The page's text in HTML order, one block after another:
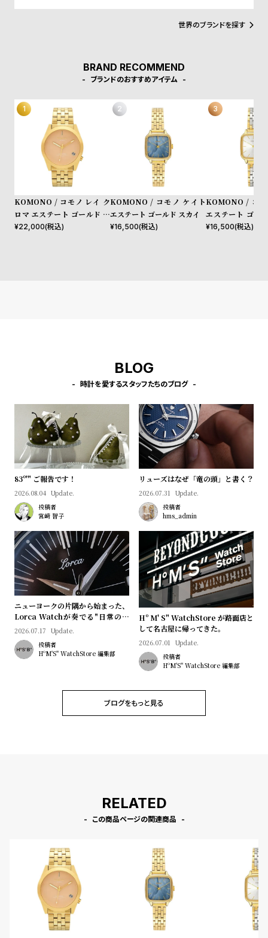
gp
P
グ
て
時
保
証
プ
ラ
ス
刻
サ
ー
ビ
ス
よ
く
あ
質
お
問
い
わ
こめられています。デザインコンセプトは「レトロフューチャ
ー」。そぎ落とされた「ミニマルなデザイン」のなかに、時代性を
世界のブランドを探す
BRAND RECOMMEND
ブランドのおすすめアイテム
KOMONO / コモノ レイ ク
ロマ エステート ゴールド マ
シュマロ
¥22,000(税込)
KOMONO / コモノ ケイト
エステート ゴールド スカイ
¥16,500(税込)
KOMONO / コ
エステート ゴー
ー
¥16,500(税込)
BLOG
時計を愛するスタッフたちのブログ
83º'" ご報告です！
2026.08.04 Update.
投稿者
宮﨑 智子
リューズはなぜ「竜の頭」と書く？
2026.07.31 Update.
投稿者
hms_admin
ニューヨークの片隅から始まった、
Lorca Watchが奏でる"日常のロ
マン"｜Brand Picks #08
2026.07.17 Update.
投稿者
HºM'S" WatchStore 編集部
Hº M' S" WatchStore が路面店と
して名古屋に帰ってきた。
2026.07.01 Update.
投稿者
HºM'S" WatchStore 編集部
ブログをもっと見る
RELATED
この商品ページの関連商品